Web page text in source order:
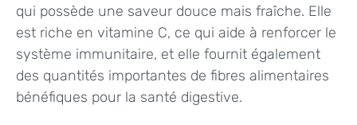
qui possède une saveur douce mais fraîche. Elle
est riche en vitamine C, ce qui aide à renforcer le
système immunitaire, et elle fournit également
des quantités importantes de fibres alimentaires
bénéfiques pour la santé digestive.